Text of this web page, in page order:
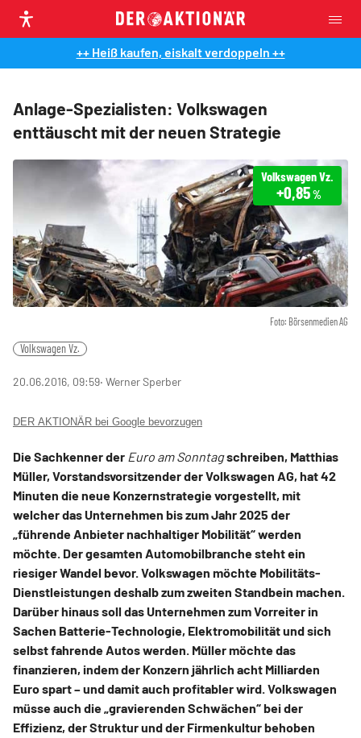
++ Heiß kaufen, eiskalt verdoppeln ++
Anlage-Spezialisten: Volkswagen
enttäuscht mit der neuen Strategie
Foto: Börsenmedien AG
Volkswagen Vz.
+0,85%
Volkswagen Vz.
20.06.2016, 09:59‧ Werner Sperber
DER AKTIONÄR bei Google bevorzugen
Die Sachkenner der Euro am Sonntagschreiben, Matthias
Müller, Vorstandsvorsitzender der Volkswagen AG, hat 42
Minuten die neue Konzernstrategie vorgestellt, mit
welcher das Unternehmen bis zum Jahr 2025 der
„führende Anbieter nachhaltiger Mobilität“ werden
möchte. Der gesamten Automobilbranche steht ein
riesiger Wandel bevor. Volkswagen möchte Mobilitäts-
Dienstleistungen deshalb zum zweiten Standbein machen.
Darüber hinaus soll das Unternehmen zum Vorreiter in
Sachen Batterie-Technologie, Elektromobilität und sich
selbst fahrende Autos werden. Müller möchte das
finanzieren, indem der Konzern jährlich acht Milliarden
Euro spart – und damit auch profitabler wird. Volkswagen
müsse auch die „gravierenden Schwächen“ bei der
Effizienz, der Struktur und der Firmenkultur behoben